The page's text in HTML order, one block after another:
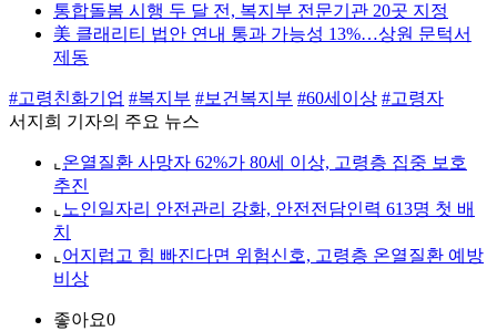
통합돌봄 시행 두 달 전, 복지부 전문기관 20곳 지정
美 클래리티 법안 연내 통과 가능성 13%…상원 문턱서
제동
#고령친화기업 #복지부 #보건복지부 #60세이상 #고령자
서지희 기자의 주요 뉴스
⌞ 온열질환 사망자 62%가 80세 이상, 고령층 집중 보호
추진
⌞ 노인일자리 안전관리 강화, 안전전담인력 613명 첫 배
치
⌞ 어지럽고 힘 빠진다면 위험신호, 고령층 온열질환 예방
비상
좋아요0